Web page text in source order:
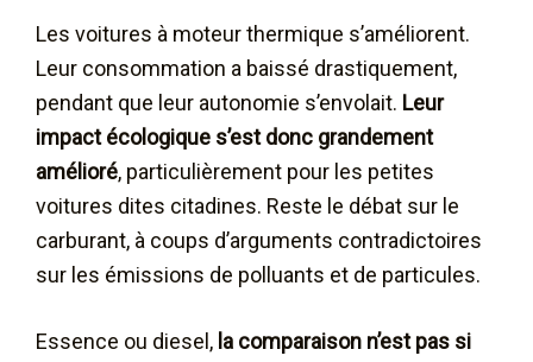
Les voitures à moteur thermique s’améliorent.
Leur consommation a baissé drastiquement,
pendant que leur autonomie s’envolait. Leur
impact écologique s’est donc grandement
amélioré, particulièrement pour les petites
voitures dites citadines. Reste le débat sur le
carburant, à coups d’arguments contradictoires
sur les émissions de polluants et de particules.
Essence ou diesel, la comparaison n’est pas si